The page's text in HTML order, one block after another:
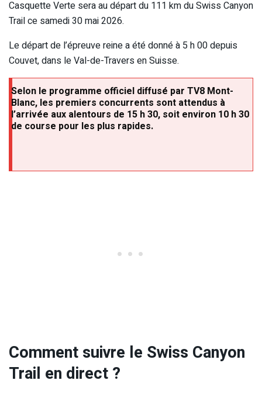
Casquette Verte sera au départ du 111 km du Swiss Canyon
Trail ce samedi 30 mai 2026.
Le départ de l’épreuve reine a été donné à 5 h 00 depuis
Couvet, dans le Val-de-Travers en Suisse.
Selon le programme officiel diffusé par TV8 Mont-
Blanc, les premiers concurrents sont attendus à
l’arrivée aux alentours de 15 h 30, soit environ 10 h 30
de course pour les plus rapides.
Comment suivre le Swiss Canyon
Trail en direct ?